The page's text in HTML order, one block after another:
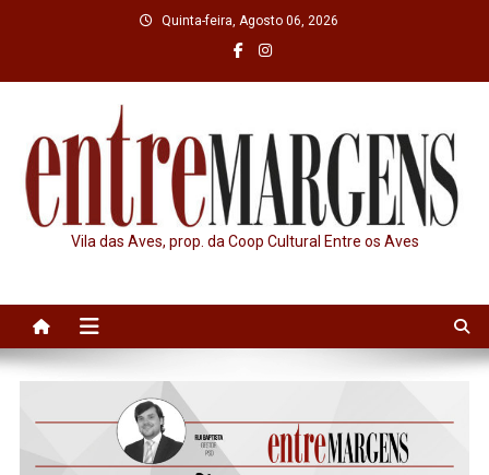
Quinta-feira, Agosto 06, 2026
Vila das Aves, prop. da Coop Cultural Entre os Aves